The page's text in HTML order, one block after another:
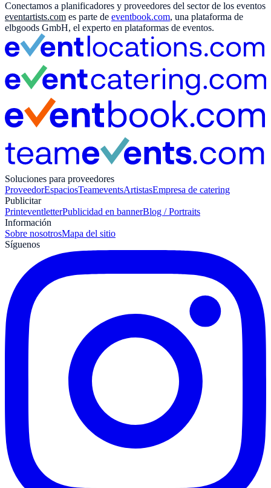
Conectamos a planificadores y proveedores del sector de los eventos
eventartists.com es parte de eventbook.com, una plataforma de
elbgoods GmbH, el experto en plataformas de eventos.
Soluciones para proveedores
ProveedorEspaciosTeameventsArtistasEmpresa de catering
Publicitar
PrinteventletterPublicidad en bannerBlog / Portraits
Información
Sobre nosotrosMapa del sitio
Síguenos